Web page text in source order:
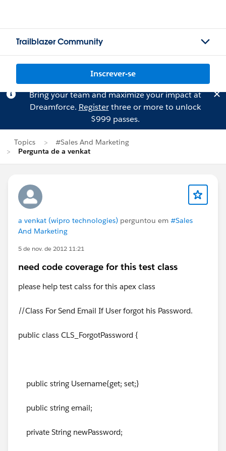
Trailblazer Community
Inscrever-se
Bring your team and maximize your impact at
Dreamforce. Registerthree or more to unlock
$999 passes.
Topics
#Sales And Marketing
Pergunta de a venkat
a venkat (wipro technologies) perguntou em #Sales
And Marketing
5 de nov. de 2012 11:21
need code coverage for this test class
please help test calss for this apex class
//Class For Send Email If User forgot his Password.
public class CLS_ForgotPassword {
public string Username{get; set;}
public string email;
private String newPassword;